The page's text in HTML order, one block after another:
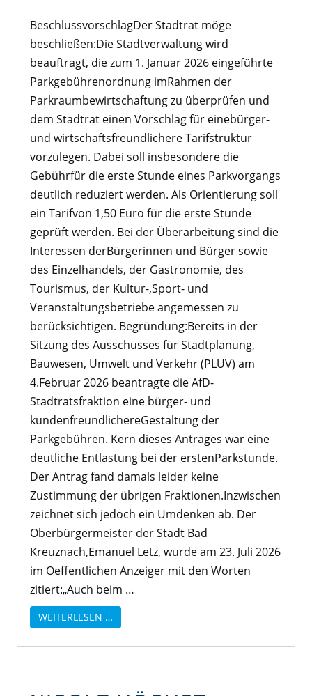
BeschlussvorschlagDer Stadtrat möge
beschließen:Die Stadtverwaltung wird
beauftragt, die zum 1. Januar 2026 eingeführte
Parkgebührenordnung imRahmen der
Parkraumbewirtschaftung zu überprüfen und
dem Stadtrat einen Vorschlag für einebürger-
und wirtschaftsfreundlichere Tarifstruktur
vorzulegen. Dabei soll insbesondere die
Gebührfür die erste Stunde eines Parkvorgangs
deutlich reduziert werden. Als Orientierung soll
ein Tarifvon 1,50 Euro für die erste Stunde
geprüft werden. Bei der Überarbeitung sind die
Interessen derBürgerinnen und Bürger sowie
des Einzelhandels, der Gastronomie, des
Tourismus, der Kultur-,Sport- und
Veranstaltungsbetriebe angemessen zu
berücksichtigen. Begründung:Bereits in der
Sitzung des Ausschusses für Stadtplanung,
Bauwesen, Umwelt und Verkehr (PLUV) am
4.Februar 2026 beantragte die AfD-
Stadtratsfraktion eine bürger- und
kundenfreundlichereGestaltung der
Parkgebühren. Kern dieses Antrages war eine
deutliche Entlastung bei der erstenParkstunde.
Der Antrag fand damals leider keine
Zustimmung der übrigen Fraktionen.Inzwischen
zeichnet sich jedoch ein Umdenken ab. Der
Oberbürgermeister der Stadt Bad
Kreuznach,Emanuel Letz, wurde am 23. Juli 2026
im Oeffentlichen Anzeiger mit den Worten
zitiert:„Auch beim …
WEITERLESEN …